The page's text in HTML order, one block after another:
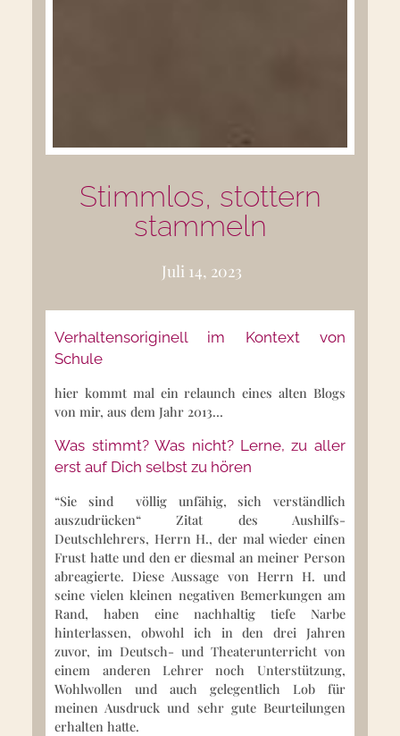
Stimmlos, stottern
stammeln
Juli 14, 2023
Verhaltensoriginell im Kontext von
Schule
hier kommt mal ein relaunch eines alten Blogs
von mir, aus dem Jahr 2013…
Was stimmt? Was nicht? Lerne, zu aller
erst auf Dich selbst zu hören
“Sie sind völlig unfähig, sich verständlich
auszudrücken“ Zitat des Aushilfs-
Deutschlehrers, Herrn H., der mal wieder einen
Frust hatte und den er diesmal an meiner Person
abreagierte. Diese Aussage von Herrn H. und
seine vielen kleinen negativen Bemerkungen am
Rand, haben eine nachhaltig tiefe Narbe
hinterlassen, obwohl ich in den drei Jahren
zuvor, im Deutsch- und Theaterunterricht von
einem anderen Lehrer noch Unterstützung,
Wohlwollen und auch gelegentlich Lob für
meinen Ausdruck und sehr gute Beurteilungen
erhalten hatte.